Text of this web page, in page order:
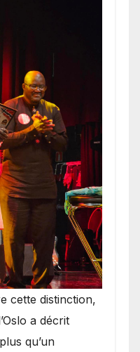
cette distinction,
a décrit
qu’un